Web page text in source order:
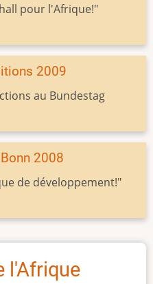
pour l'Afrique!"
2009
au Bundestag
2008
de développement!"
l'Afrique